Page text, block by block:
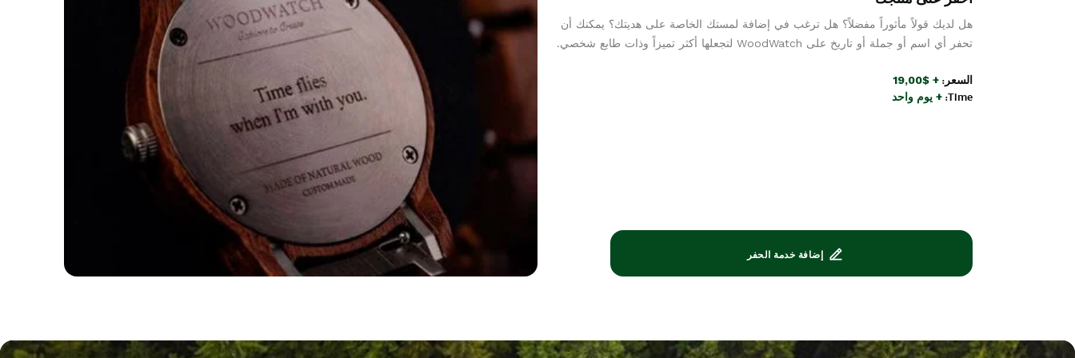
هل لديك قولاً مأثوراً مفضلاً؟ هل ترغب في إضافة لمستك الخاصة على هديتك؟ يمكنك أن
تحفر أي اسم أو جملة أو تاريخ على WoodWatch لتجعلها أكثر تميزاً وذات طابع شخصي.
السعر: + $19,00
Time: + يوم واحد
إضافة خدمة الحفر